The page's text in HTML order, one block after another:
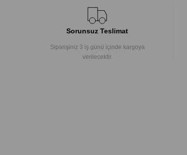
Sorunsuz Teslimat
Siparişiniz 3 iş günü içinde kargoya
verilecektir.